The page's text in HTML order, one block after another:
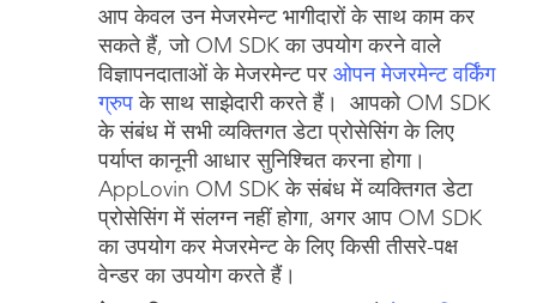
आप केवल उन मेजरमेन्ट भागीदारों के साथ काम कर
सकते हैं, जो OM SDK का उपयोग करने वाले
विज्ञापनदाताओं के मेजरमेन्ट पर ओपन मेजरमेन्ट वर्किंग
ग्रुप के साथ साझेदारी करते हैं। आपको OM SDK
के संबंध में सभी व्यक्तिगत डेटा प्रोसेसिंग के लिए
पर्याप्त कानूनी आधार सुनिश्चित करना होगा।
AppLovin OM SDK के संबंध में व्यक्तिगत डेटा
प्रोसेसिंग में संलग्न नहीं होगा, अगर आप OM SDK
का उपयोग कर मेजरमेन्ट के लिए किसी तीसरे-पक्ष
वेन्डर का उपयोग करते हैं।